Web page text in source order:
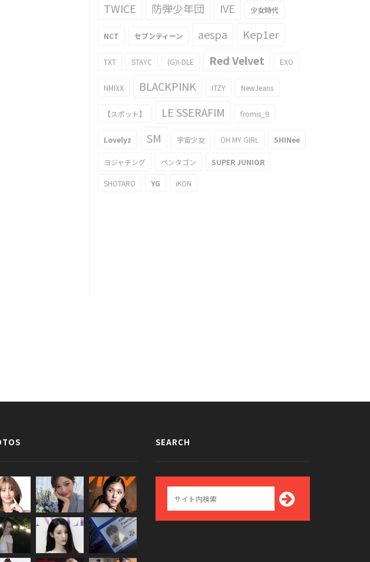
TWICE 防弾少年団 IVE 少女時代
NCT セブンティーン aespa Kep1er
TXT STAYC (G)I-DLE Red Velvet EXO
NMIXX BLACKPINK ITZY NewJeans
【スポット】 LE SSERAFIM fromis_9
Lovelyz SM 宇宙少女 OH MY GIRL SHINee
ヨジャチング ペンタゴン SUPER JUNIOR
SHOTARO YG iKON
SEARCH